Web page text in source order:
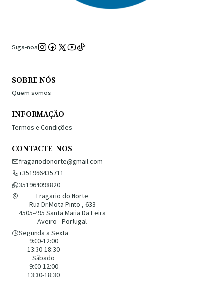
Siga-nos
SOBRE NÓS
Quem somos
INFORMAÇÃO
Termos e Condições
CONTACTE-NOS
fragariodonorte@gmail.com
+351966435711
351964098820
Fragario do Norte
Rua Dr.Mota Pinto , 633
4505-495 Santa Maria Da Feira
Aveiro - Portugal
Segunda a Sexta
9:00-12:00
13:30-18:30
Sábado
9:00-12:00
13:30-18:30